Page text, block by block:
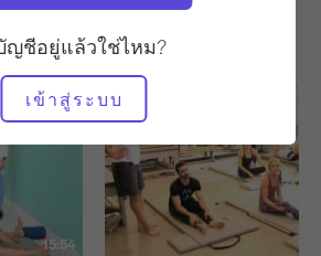
ญชีอยู่แล้วใช่ไหม?
เข้าสู่ระบบ
อื่น ๆ ที่คุณอาจชอบ
15:54